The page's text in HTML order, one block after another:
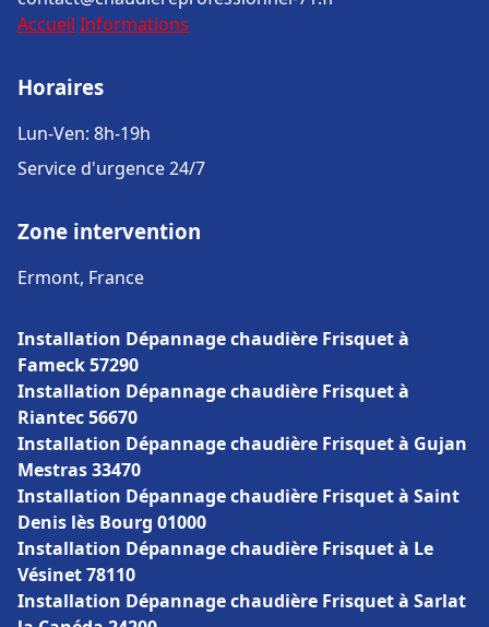
Accueil Informations
Horaires
Lun-Ven: 8h-19h
Service d'urgence 24/7
Zone intervention
Ermont, France
Installation Dépannage chaudière Frisquet à
Fameck 57290
Installation Dépannage chaudière Frisquet à
Riantec 56670
Installation Dépannage chaudière Frisquet à Gujan
Mestras 33470
Installation Dépannage chaudière Frisquet à Saint
Denis lès Bourg 01000
Installation Dépannage chaudière Frisquet à Le
Vésinet 78110
Installation Dépannage chaudière Frisquet à Sarlat